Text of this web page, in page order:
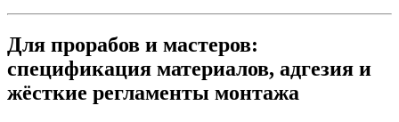
Для прорабов и мастеров:
спецификация материалов, адгезия и
жёсткие регламенты монтажа